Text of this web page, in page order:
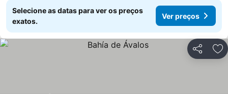
Selecione as datas para ver os preços
exatos.
Ver preços
Partilhar